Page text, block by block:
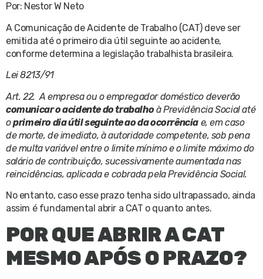
Por: Nestor W Neto
A Comunicação de Acidente de Trabalho (CAT) deve ser
emitida até o primeiro dia útil seguinte ao acidente,
conforme determina a legislação trabalhista brasileira.
Lei 8213/91
Art. 22. A empresa ou o empregador doméstico deverão
comunicar o acidente do trabalhoà Previdência Social até
oprimeiro dia útil seguinte ao da ocorrência e, em caso
de morte, de imediato, à autoridade competente, sob pena
de multa variável entre o limite mínimo e o limite máximo do
salário de contribuição, sucessivamente aumentada nas
reincidências, aplicada e cobrada pela Previdência Social.
No entanto, caso esse prazo tenha sido ultrapassado, ainda
assim é fundamental abrir a CAT o quanto antes.
POR QUE ABRIR A CAT
MESMO APÓS O PRAZO?